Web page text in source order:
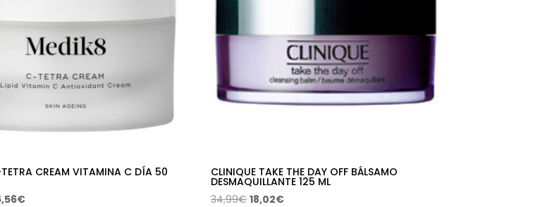
CREAM VITAMINA C DÍA 50
€El
CLINIQUE TAKE THE DAY OFF BÁLSAMO
DESMAQUILLANTE 125 ML
34,99€El
18,02€El